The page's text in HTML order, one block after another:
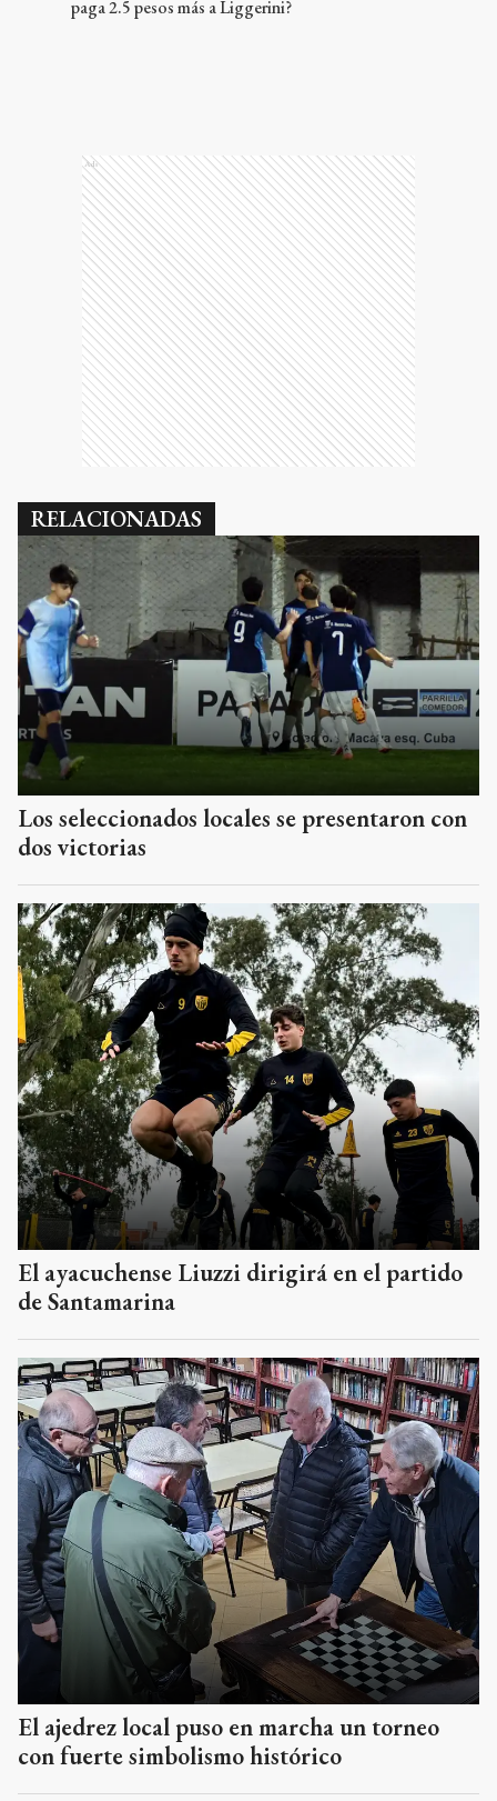
paga 2.5 pesos más a Liggerini?
Ads
RELACIONADAS
Los seleccionados locales se presentaron con
dos victorias
El ayacuchense Liuzzi dirigirá en el partido
de Santamarina
El ajedrez local puso en marcha un torneo
con fuerte simbolismo histórico